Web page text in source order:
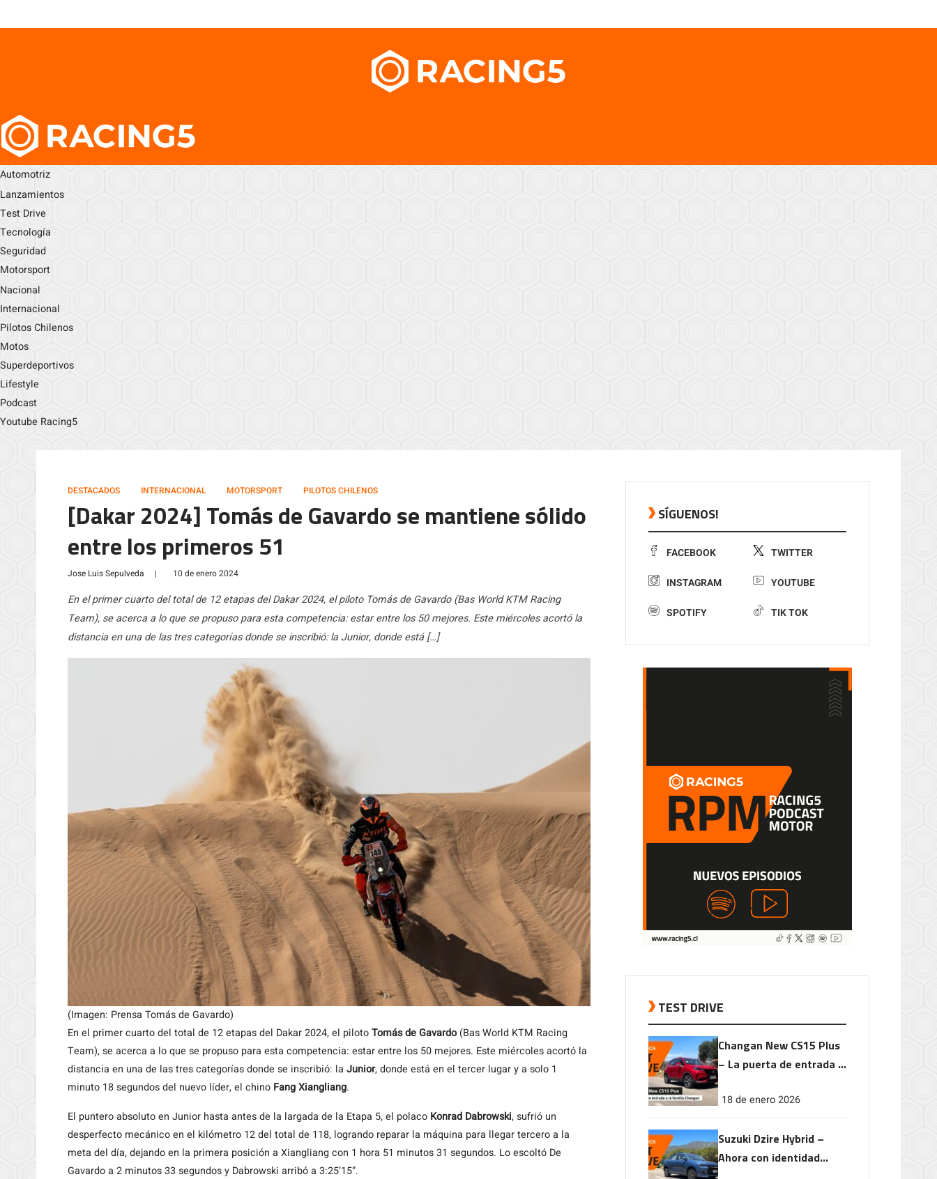
Automotriz
Lanzamientos
Test Drive
Tecnología
Seguridad
Motorsport
Nacional
Internacional
Pilotos Chilenos
Motos
Superdeportivos
Lifestyle
Podcast
Youtube Racing5
DESTACADOS INTERNACIONAL MOTORSPORT PILOTOS CHILENOS
[Dakar 2024] Tomás de Gavardo se mantiene sólido
entre los primeros 51
Jose Luis Sepulveda | 10 de enero 2024
En el primer cuarto del total de 12 etapas del Dakar 2024, el piloto Tomás de Gavardo (Bas World KTM Racing
Team), se acerca a lo que se propuso para esta competencia: estar entre los 50 mejores. Este miércoles acortó la
distancia en una de las tres categorías donde se inscribió: la Junior, donde está […]
(Imagen: Prensa Tomás de Gavardo)
En el primer cuarto del total de 12 etapas del Dakar 2024, el pilotoTomás de Gavardo(Bas World KTM Racing
Team), se acerca a lo que se propuso para esta competencia: estar entre los 50 mejores. Este miércoles acortó la
distancia en una de las tres categorías donde se inscribió: la Junior, donde está en el tercer lugar y a solo 1
minuto 18 segundos del nuevo líder, el chino Fang Xiangliang.
El puntero absoluto en Junior hasta antes de la largada de la Etapa 5, el polaco Konrad Dabrowski, sufrió un
desperfecto mecánico en el kilómetro 12 del total de 118, logrando reparar la máquina para llegar tercero a la
meta del día, dejando en la primera posición a Xiangliang con 1 hora 51 minutos 31 segundos. Lo escoltó De
Gavardo a 2 minutos 33 segundos y Dabrowski arribó a 3:25’15”.
SÍGUENOS!
FACEBOOK TWITTER
INSTAGRAM YOUTUBE
SPOTIFY TIK TOK
TEST DRIVE
Changan New CS15 Plus
– La puerta de entrada a
18 de enero 2026
Suzuki Dzire Hybrid –
Ahora con identidad